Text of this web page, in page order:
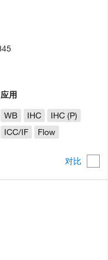
对比
应用
WB
IHC
IHC (P)
ICC/IF
Flow